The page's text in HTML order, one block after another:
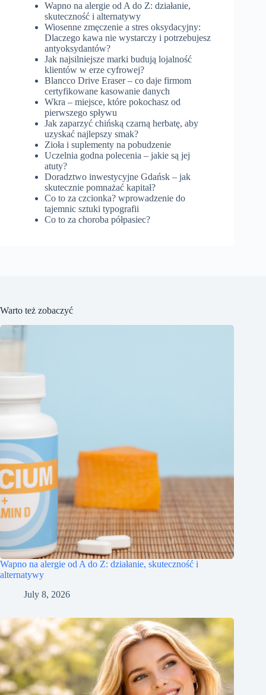
Wapno na alergie od A do Z: działanie,
skuteczność i alternatywy
Wiosenne zmęczenie a stres oksydacyjny:
Dlaczego kawa nie wystarczy i potrzebujesz
antyoksydantów?
Jak najsilniejsze marki budują lojalność
klientów w erze cyfrowej?
Blancco Drive Eraser – co daje firmom
certyfikowane kasowanie danych
Wkra – miejsce, które pokochasz od
pierwszego spływu
Jak zaparzyć chińską czarną herbatę, aby
uzyskać najlepszy smak?
Zioła i suplementy na pobudzenie
Uczelnia godna polecenia – jakie są jej
atuty?
Doradztwo inwestycyjne Gdańsk – jak
skutecznie pomnażać kapitał?
Co to za czcionka? wprowadzenie do
tajemnic sztuki typografii
Co to za choroba półpasiec?
Warto też zobaczyć
Wapno na alergie od A do Z: działanie, skuteczność i
alternatywy
July 8, 2026